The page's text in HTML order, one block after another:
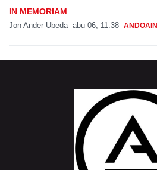
IN MEMORIAM
Jon Ander Ubeda abu 06, 11:38 ANDOAIN